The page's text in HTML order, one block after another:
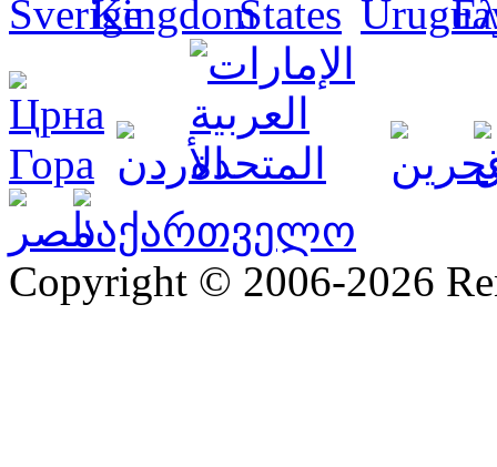
Copyright © 2006-2026